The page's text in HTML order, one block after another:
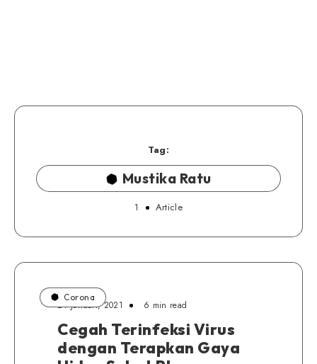
Tag:
Mustika Ratu
1 Article
Corona
24 Januari, 2021 6 min read
Cegah Terinfeksi Virus
dengan Terapkan Gaya